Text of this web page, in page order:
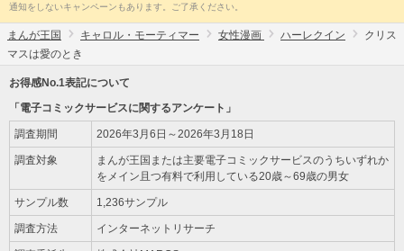
通知をしないキャンペーンもあります。ご了承ください。
まんが王国 キャロル・モーティマー 女性漫画 ハーレクイン
クリス
マスは愛のとき
お得感No.1表記について
「電子コミックサービスに関するアンケート」
調査期間 2026年3月6日～2026年3月18日
調査対象
まんが王国または主要電子コミックサービスのうちいずれか
をメイン且つ有料で利用している20歳～69歳の男女
サンプル数 1,236サンプル
調査方法 インターネットリサーチ